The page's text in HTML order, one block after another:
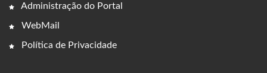
Administração do Portal
WebMail
Política de Privacidade